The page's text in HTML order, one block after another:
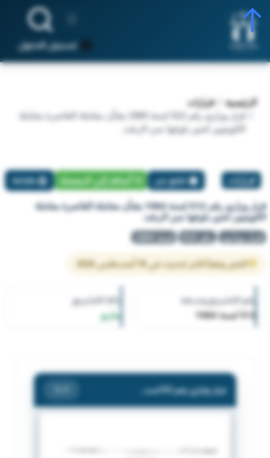
تسجيل الدخول
الرئيسية
قرارات
قرار وزاري رقم 512 لسنة 1984 بشأن معاملة القاصرة معاملة
الكويتيين لحين بلوغها سن الرشد.
قرارات تبليغ عن أضافة إلي المفضلة طباعة
قرار وزاري رقم 512 لسنة 1984 بشأن معاملة القاصرة معاملة
الكويتيين لحين بلوغها سن الرشد.
قرار وزاري رقم 512 لسنة 1984
النص وفقاً لآخر تحديث في 10 أغسطس 2026
رقم التشريع وسنته
512 لسنة 1984
حالة التشريع
ساري